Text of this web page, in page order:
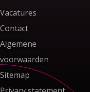
Vacatures
Contact
Algemene
voorwaarden
Sitemap